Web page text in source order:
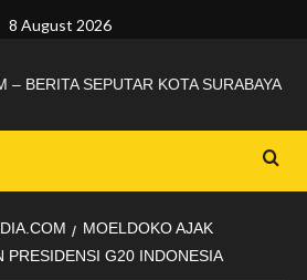
8 August 2026
– BERITA SEPUTAR KOTA SURABAYA
MOELDOKO AJAK
PRESIDENSI G20 INDONESIA